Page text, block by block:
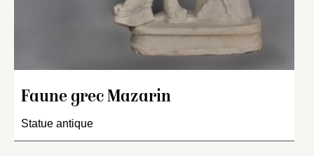
Faune grec Mazarin
Statue antique